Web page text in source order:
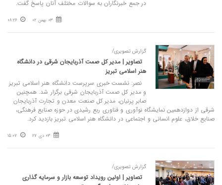
در جمع خبرنگاران به سوالات مختلف آنان پاسخ گفت.
03 بهمن 02 08:26
گزارش تصویری/
تصاویر | مدیر کل صمت آذربایجان شرقی در دانشگاه
هنر اسلامی تبریز
نصر: نشست خبری سرپرست دانشگاه هنر اسلامی تبریز
و مدیر کل صمت آذربایجان شرقی برگزار شد. همچنین
صابر پرنیان، مدیر کل صنعت معدن و تجارت آذربایجان
شرقی از دوازدهمین نمایشگاه نوآوری و فناوری ربع رشیدی در حوزه صنایع فرهنگی،
صنایع خلاق، علوم انسانی و اجتماعی در دانشگاه هنر اسلامی تبریز بازدید کرد.
03 دی 27 15:07
گزارش تصویری/
تصاویر | اولین رویداد توسعه بازار و سرمایه گذاری